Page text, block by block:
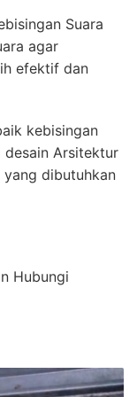
Suara
agar
efektif dan
kebisingan
desain Arsitektur
dibutuhkan
Hubungi